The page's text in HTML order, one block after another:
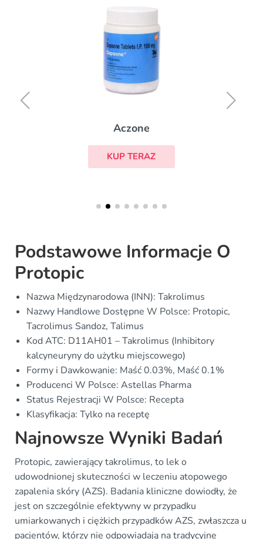
Aczone
KUP TERAZ
Podstawowe Informacje O
Protopic
Nazwa Międzynarodowa (INN): Takrolimus
Nazwy Handlowe Dostępne W Polsce: Protopic,
Tacrolimus Sandoz, Talimus
Kod ATC: D11AH01 – Takrolimus (Inhibitory
kalcyneuryny do użytku miejscowego)
Formy i Dawkowanie: Maść 0.03%, Maść 0.1%
Producenci W Polsce: Astellas Pharma
Status Rejestracji W Polsce: Recepta
Klasyfikacja: Tylko na receptę
Najnowsze Wyniki Badań
Protopic, zawierający takrolimus, to lek o
udowodnionej skuteczności w leczeniu atopowego
zapalenia skóry (AZS). Badania kliniczne dowiodły, że
jest on szczególnie efektywny w przypadku
umiarkowanych i ciężkich przypadków AZS, zwłaszcza u
pacjentów, którzy nie odpowiadają na tradycyjne